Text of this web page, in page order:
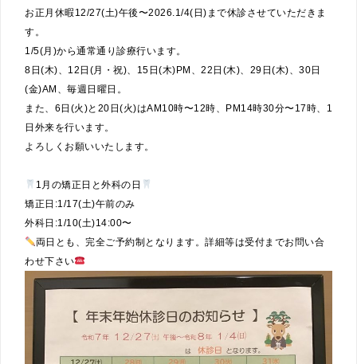
お正月休暇12/27(土)午後〜2026.1/4(日)まで休診させていただきま
す。
1/5(月)から通常通り診療行います。
8日(木)、12日(月・祝)、15日(木)PM、22日(木)、29日(木)、30日
(金)AM、毎週日曜日。
また、6日(火)と20日(火)はAM10時〜12時、PM14時30分〜17時、1
日外来を行います。
よろしくお願いいたします。
1月の矯正日と外科の日
矯正日:1/17(土)午前のみ
外科日:1/10(土)14:00〜
両日とも、完全ご予約制となります。詳細等は受付までお問い合
わせ下さい